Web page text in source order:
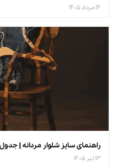
14 مرداد 1405
راهنمای سایز شلوار مردانه |
13 تیر 1405